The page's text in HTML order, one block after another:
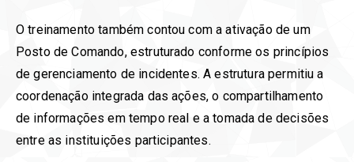
O treinamento também contou com a ativação de um
Posto de Comando, estruturado conforme os princípios
de gerenciamento de incidentes. A estrutura permitiu a
coordenação integrada das ações, o compartilhamento
de informações em tempo real e a tomada de decisões
entre as instituições participantes.